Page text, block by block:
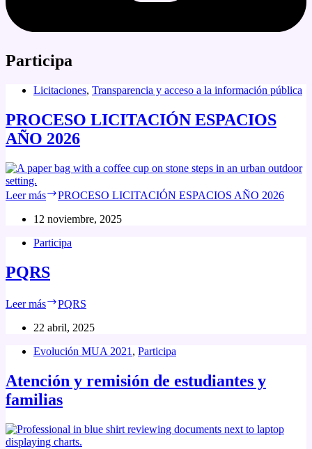
Participa
Licitaciones, Transparencia y acceso a la información pública
PROCESO LICITACIÓN ESPACIOS
AÑO 2026
Leer más
PROCESO LICITACIÓN ESPACIOS AÑO 2026
12 noviembre, 2025
Participa
PQRS
Leer más
PQRS
22 abril, 2025
Evolución MUA 2021 , Participa
Atención y remisión de estudiantes y
familias